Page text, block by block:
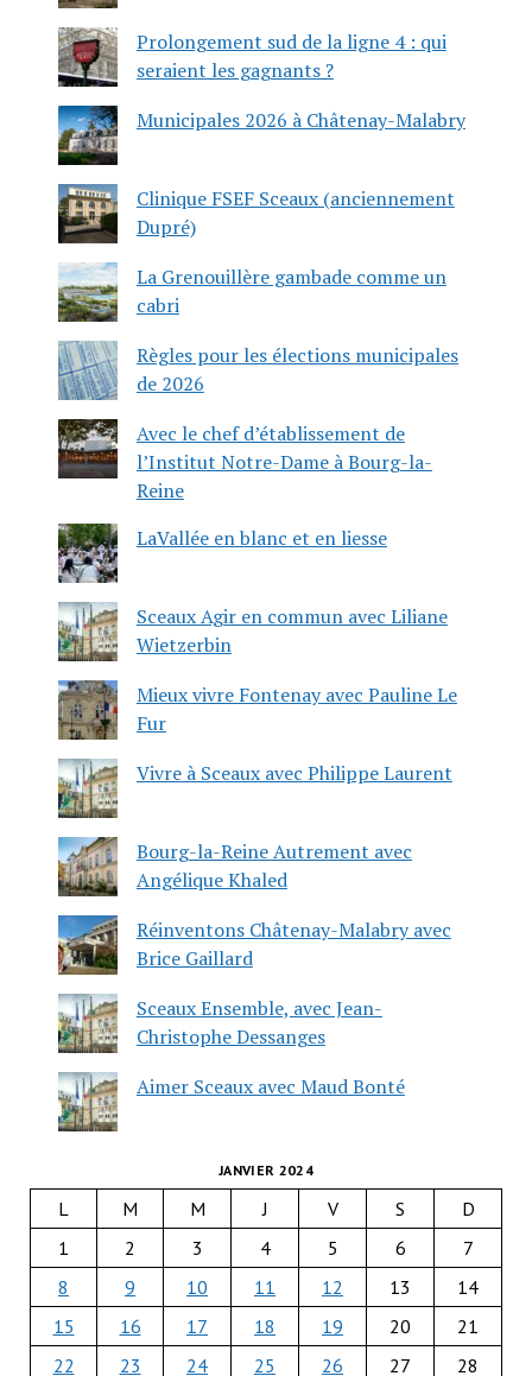
Prolongement sud de la ligne 4 : qui
seraient les gagnants ?
Municipales 2026 à Châtenay-Malabry
Clinique FSEF Sceaux (anciennement
Dupré)
La Grenouillère gambade comme un
cabri
Règles pour les élections municipales
de 2026
Avec le chef d’établissement de
l’Institut Notre-Dame à Bourg-la-
Reine
LaVallée en blanc et en liesse
Sceaux Agir en commun avec Liliane
Wietzerbin
Mieux vivre Fontenay avec Pauline Le
Fur
Vivre à Sceaux avec Philippe Laurent
Bourg-la-Reine Autrement avec
Angélique Khaled
Réinventons Châtenay-Malabry avec
Brice Gaillard
Sceaux Ensemble, avec Jean-
Christophe Dessanges
Aimer Sceaux avec Maud Bonté
JANVIER 2024
L M M J V S
D
1
2 3 4 5 6
7
8
9 10 11 12 13
14
15
16 17 18 19 20
21
22
23 24 25 26 27 28